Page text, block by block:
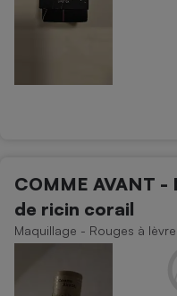
COMME AVANT -
de ricin corail
Maquillage - Rouges à